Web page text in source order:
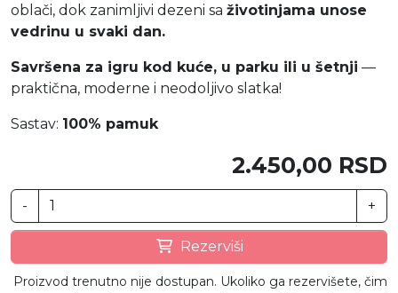
oblači, dok zanimljivi dezeni sa životinjama unose
vedrinu u svaki dan.
Savršena za igru kod kuće, u parku ili u šetnji —
praktična, moderne i neodoljivo slatka!
Sastav: 100% pamuk
2.450,00 RSD
- +
Rezerviši
Proizvod trenutno nije dostupan. Ukoliko ga rezervišete, čim